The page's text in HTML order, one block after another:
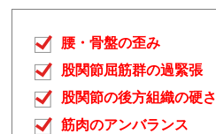
腰・骨盤の歪み
股関節屈筋群の過緊張
股関節の後方組織の硬さ
筋肉のアンバランス